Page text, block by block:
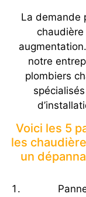
La demande
notre
plombiers
Voici les 5
les
un